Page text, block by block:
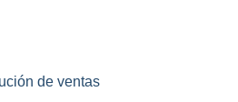
de ventas